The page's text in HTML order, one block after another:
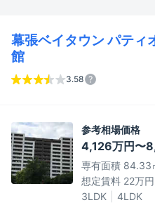
幕張ベイタウン パティ
館
3.58
参考相場価格
4,126万円〜
専有面積 84.33
想定賃料 22万
3LDK
4LDK